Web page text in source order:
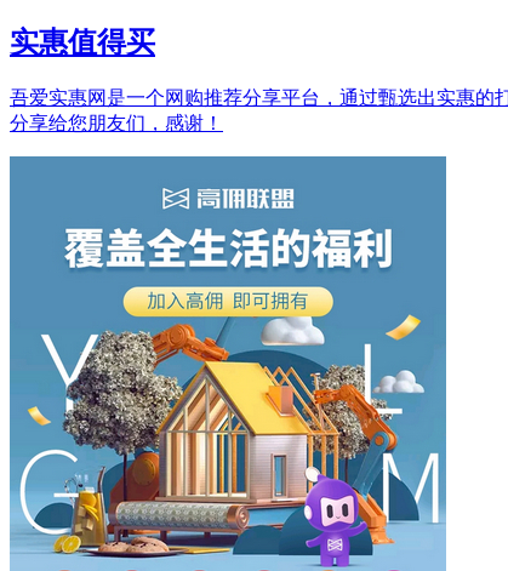
实惠值得买
吾爱实惠网是一个网购推荐分享平台，通过甄选出实惠的
分享给您朋友们，感谢！